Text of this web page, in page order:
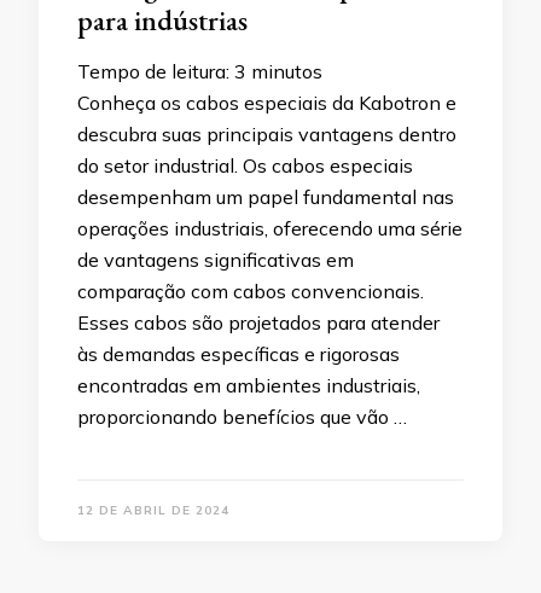
para indústrias
Tempo de leitura: 3 minutos
Conheça os cabos especiais da Kabotron e
descubra suas principais vantagens dentro
do setor industrial. Os cabos especiais
desempenham um papel fundamental nas
operações industriais, oferecendo uma série
de vantagens significativas em
comparação com cabos convencionais.
Esses cabos são projetados para atender
às demandas específicas e rigorosas
encontradas em ambientes industriais,
proporcionando benefícios que vão …
12 DE ABRIL DE 2024